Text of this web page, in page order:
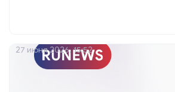
27 июня 2026, 15:52